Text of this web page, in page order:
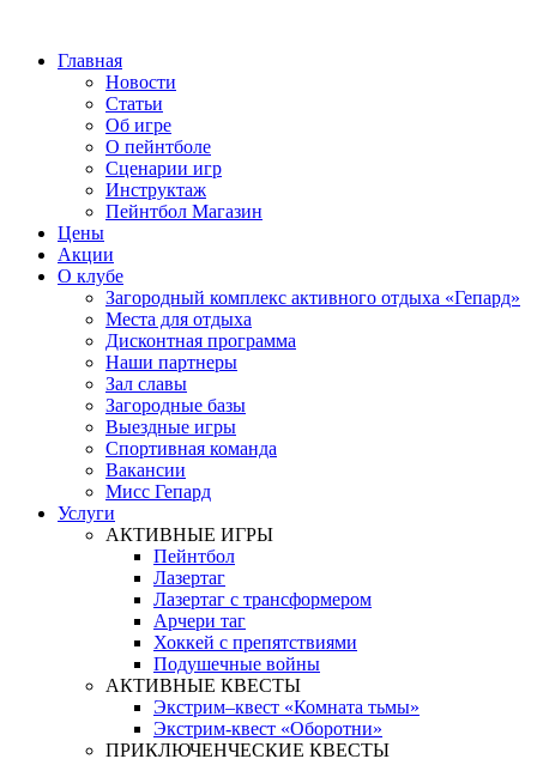
Главная
Новости
Статьи
Об игре
О пейнтболе
Сценарии игр
Инструктаж
Пейнтбол Магазин
Цены
Акции
О клубе
Загородный комплекс активного отдыха «Гепард»
Места для отдыха
Дисконтная программа
Наши партнеры
Зал славы
Загородные базы
Выездные игры
Спортивная команда
Вакансии
Мисс Гепард
Услуги
АКТИВНЫЕ ИГРЫ
Пейнтбол
Лазертаг
Лазертаг с трансформером
Арчери таг
Хоккей с препятствиями
Подушечные войны
АКТИВНЫЕ КВЕСТЫ
Экстрим–квест «Комната тьмы»
Экстрим-квест «Оборотни»
ПРИКЛЮЧЕНЧЕСКИЕ КВЕСТЫ